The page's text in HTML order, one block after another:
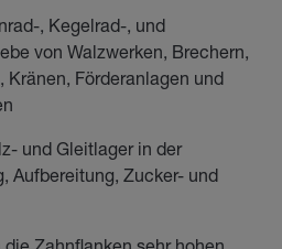
, Kegelrad-, und
von Walzwerken, Brechern,
Kränen, Förderanlagen und
und Gleitlager in der
Aufbereitung, Zucker- und